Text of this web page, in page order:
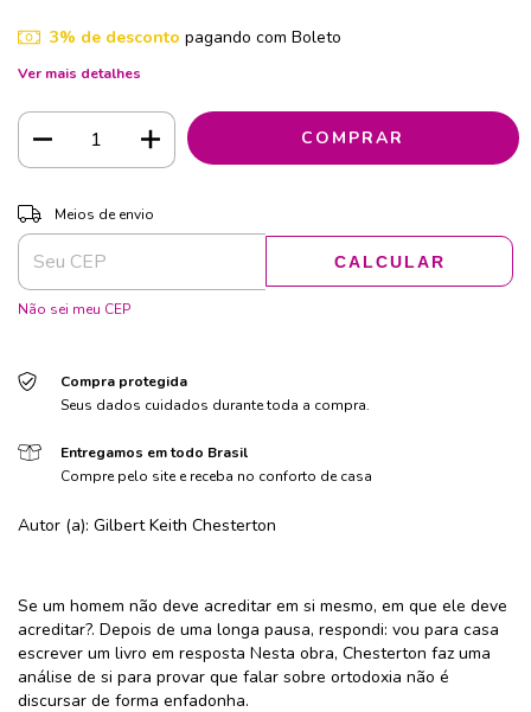
3% de desconto pagando com Boleto
Ver mais detalhes
Entregas para o CEP:
Meios de envio
CALCULAR
Não sei meu CEP
Compra protegida
Seus dados cuidados durante toda a compra.
Entregamos em todo Brasil
Compre pelo site e receba no conforto de casa
Autor (a): Gilbert Keith Chesterton
Se um homem não deve acreditar em si mesmo, em que ele deve
acreditar?. Depois de uma longa pausa, respondi: vou para casa
escrever um livro em resposta Nesta obra, Chesterton faz uma
análise de si para provar que falar sobre ortodoxia não é
discursar de forma enfadonha.